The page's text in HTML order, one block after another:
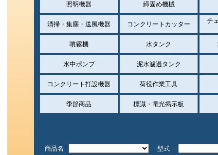
照明機器 締固め機械
清掃・集塵・送風機器 コンクリートカッター チ
噴霧機 水タンク
水中ポンプ 泥水濾過タンク
コンクリート打設機器 荷役作業工具
季節商品 標識・電光掲示板
商品名 型式